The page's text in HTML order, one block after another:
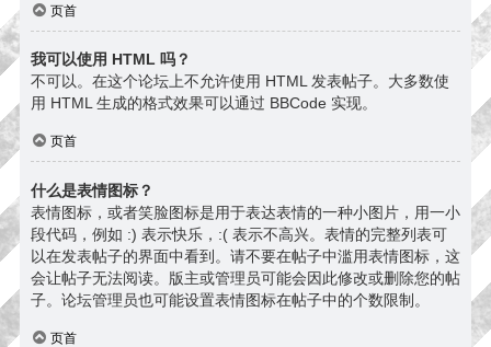
页首
我可以使用 HTML 吗？
不可以。在这个论坛上不允许使用 HTML 发表帖子。大多数使
用 HTML 生成的格式效果可以通过 BBCode 实现。
页首
什么是表情图标？
表情图标，或者笑脸图标是用于表达表情的一种小图片，用一小
段代码，例如 :) 表示快乐，:( 表示不高兴。表情的完整列表可
以在发表帖子的界面中看到。请不要在帖子中滥用表情图标，这
会让帖子无法阅读。版主或管理员可能会因此修改或删除您的帖
子。论坛管理员也可能设置表情图标在帖子中的个数限制。
页首